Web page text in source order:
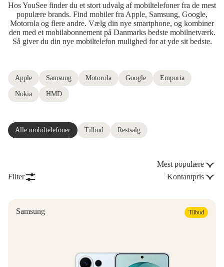
Hos YouSee finder du et stort udvalg af mobiltelefoner fra de mest
populære brands. Find mobiler fra Apple, Samsung, Google,
Motorola og flere andre. Vælg din nye smartphone, og kombiner
den med et mobilabonnement på Danmarks bedste mobilnetværk.
Så giver du din nye mobiltelefon mulighed for at yde sit bedste.
Apple Samsung Motorola Google Emporia
Nokia HMD
Alle mobiltelefoner Tilbud Restsalg
Mest populære
Filter
Kontantpris
Samsung Tilbud